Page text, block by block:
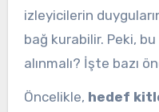
izleyicilerin
bağ kurabilir. Peki,
alınmalı? İşte bazı
Öncelikle, hedef